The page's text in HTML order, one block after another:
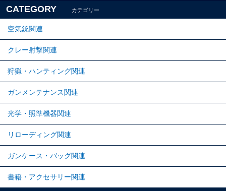
CATEGORY カテゴリー
空気銃関連
クレー射撃関連
狩猟・ハンティング関連
ガンメンテナンス関連
光学・照準機器関連
リローディング関連
ガンケース・バッグ関連
書籍・アクセサリー関連